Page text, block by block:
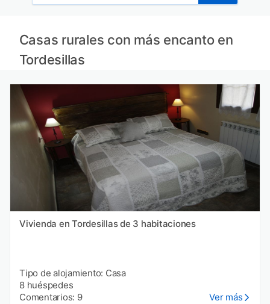
Casas rurales con más encanto en
Tordesillas
Vivienda en Tordesillas de 3 habitaciones
Tipo de alojamiento: Casa
8 huéspedes
Comentarios: 9
Ver más